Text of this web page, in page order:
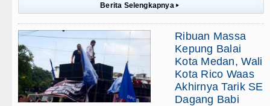
Berita Selengkapnya ▸
Ribuan Massa
Kepung Balai
Kota Medan, Wali
Kota Rico Waas
Akhirnya Tarik SE
Dagang Babi